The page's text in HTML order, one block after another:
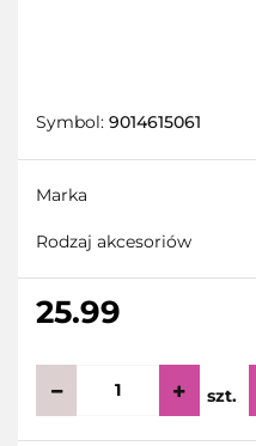
Symbol: 9014615061
Marka
Rodzaj akcesoriów
25.99
szt.